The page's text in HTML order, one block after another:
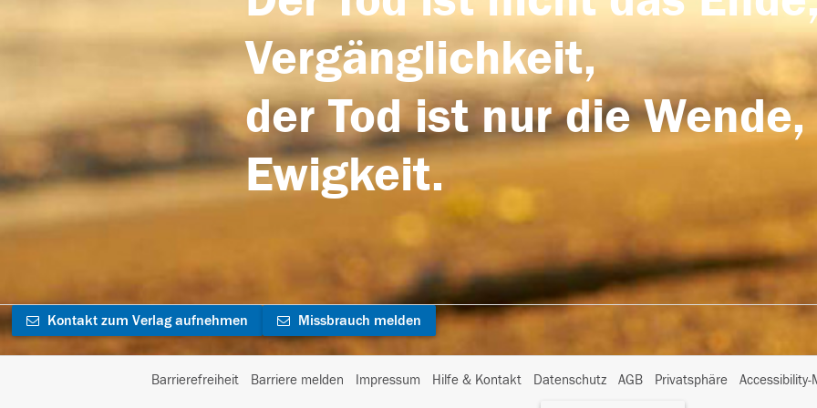
Vergänglichkeit,
der Tod ist nur die
Ewigkeit.
Kontakt zum Verlag aufnehmen Missbrauch melden
Barrierefreiheit Barriere melden Impressum Hilfe & Kontakt Datenschutz AGB Privatsphäre
I